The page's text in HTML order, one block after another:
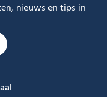
nieuws en tips in